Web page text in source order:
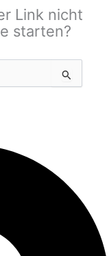
Link nicht
starten?